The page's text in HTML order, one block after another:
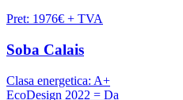
Pret: 1976€ + TVA
Soba Calais
Clasa energetica: A+
EcoDesign 2022 = Da